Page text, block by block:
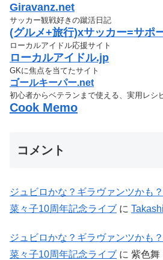
Giravanz.net
サッカー観戦好きの蹴活日記
(グルメ+旅行)xサッカー=サポ
ローカルアイドル応援サイト
ローカルアイドル.jp
GKに焦点を当てたサイト
ゴールキーパー.net
初心者からベテランまで使える、実用レシ
Cook Memo
コメント
ジュビロかな？ギラヴァンツかも
菜々子10周年記念ライブ に
ジュビロかな？ギラヴァンツかも
菜々子10周年記念ライブ に 紫色舞